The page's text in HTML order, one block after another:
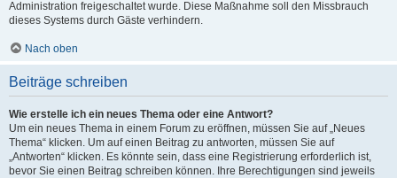
Administration freigeschaltet wurde. Diese Maßnahme soll den Missbrauch
dieses Systems durch Gäste verhindern.
Nach oben
Beiträge schreiben
Wie erstelle ich ein neues Thema oder eine Antwort?
Um ein neues Thema in einem Forum zu eröffnen, müssen Sie auf „Neues
Thema“ klicken. Um auf einen Beitrag zu antworten, müssen Sie auf
„Antworten“ klicken. Es könnte sein, dass eine Registrierung erforderlich ist,
bevor Sie einen Beitrag schreiben können. Ihre Berechtigungen sind jeweils